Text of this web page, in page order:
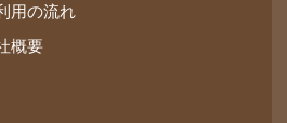
用の流れ
概要